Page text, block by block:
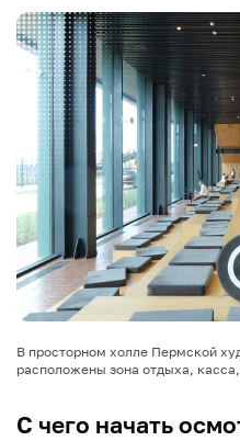
В просторном холле Пермской
расположены зона отдыха,
С чего начать